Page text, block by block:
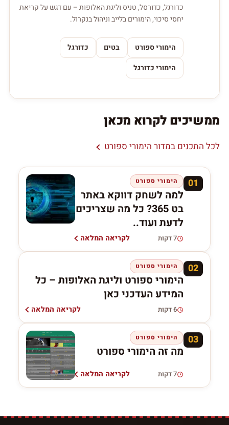
כדורגל, כדורסל, טניס וליגת האלופות – עם דגש על קריאת
יחסי סיכוי, הימורים בלייב וניהול בנקרול.
הימורי ספורט בטים
כדורגל
הימורי כדורגל
ממשיכים לקרוא מכאן
לכל התכנים במדור הימורי ספורט
01 הימורי ספורט
למה לשחק דווקא באתר
בט 365? כל מה שצריכים
לדעת ועוד..
7 דקות לקריאה המלאה
02 הימורי ספורט
הימורי ספורט וליגת האלופות – כל
המידע העדכני כאן
6 דקות לקריאה המלאה
03 הימורי ספורט
מה זה הימורי ספורט
7 דקות לקריאה המלאה